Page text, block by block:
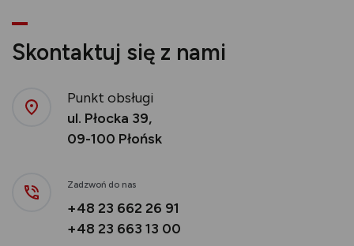
Skontaktuj się z nami
Punkt obsługi
ul. Płocka 39,
09-100 Płońsk
Zadzwoń do nas
+48 23 662 26 91
+48 23 663 13 00